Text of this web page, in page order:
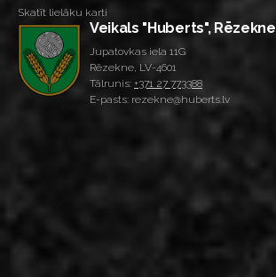
Skatīt lielāku karti
Veikals "Huberts", Rēzekne
Jupatovkas iela 11G
Rēzekne, LV-4601
Tālrunis: +371 27 773388
E-pasts: rezekne@huberts.lv